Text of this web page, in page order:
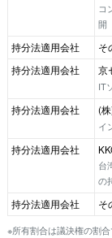
コ
開
持分法適用会社
そ
持分法適用会社
京
IT
持分法適用会社
(
イ
持分法適用会社
台
の
持分法適用会社
そ
※所有割合は議決権の割